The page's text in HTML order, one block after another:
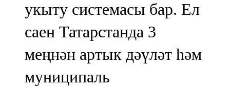
укыту системасы бар. Ел
саен Татарстанда 3
меңнән артык дәүләт һәм
муниципаль